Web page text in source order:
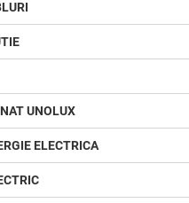
UNOLUX
ELECTRICA